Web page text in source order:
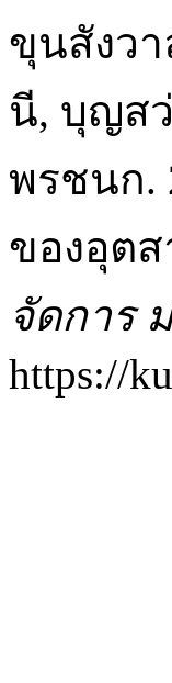
ขุนสังว
นี, บุญส
พรชนก.
ของอุต
จัดการ
https://